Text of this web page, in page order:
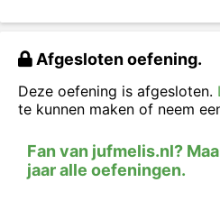
Bekijk het woord, zeg het
het woord in het vakje.
Afgesloten oefening.
Deze oefening is afgesloten.
te kunnen maken of neem
Fan van jufmelis.nl?
jaar alle oefeningen.